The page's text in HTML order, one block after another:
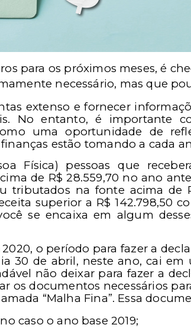
para os próximos meses, é
necessário, mas que
extenso e fornecer
No entanto, é importante
uma oportunidade de
estão tomando a cada
Física) pessoas que
de R$ 28.559,70 no ano
tributados na fonte acima de
superior a R$ 142.798,50
se encaixa em algum
o período para fazer a
30 de abril, neste ano, cai em
não deixar para fazer a
os documentos necessários
“Malha Fina”. Essa
caso o ano base 2019;